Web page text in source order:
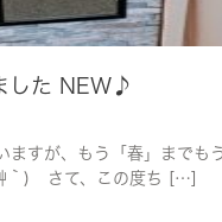
した NEW♪
ますが、もう「春」まで
｀) さて、この度ち […]